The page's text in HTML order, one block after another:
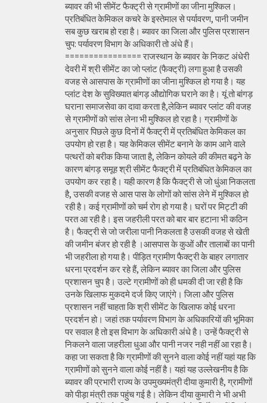
ब्यावर की भी सीमेंट फैक्ट्री से ग्रामीणों का जीना मुश्किल।
प्रतिबंधित केमिकल कचरे के इस्तेमाल से पर्यावरण, पानी जमीन
सब कुछ खराब हो रहा है। ब्यावर का जिला और पुलिस प्रशासन
चुप: पर्यावरण विभाग के अधिकारी तो अंधे हैं।
================ राजस्थान के ब्यावर के निकट अंधेरी
देवरी में श्री सीमेंट का जो प्लांट (फैक्ट्री) लगा हुआ है उसकी
वजह से आसपास के ग्रामीणों का जीना मुश्किल हो गया है। यह
प्लांट देश के सुविख्यात बांगड़ औद्योगिक घराने का है। यूं तो बांगड़
घराना समाजसेवा का दावा करता है,लेकिन ब्यावर प्लांट की वजह
से ग्रामीणों को सांस लेना भी मुश्किल हो रहा है। ग्रामीणों के
अनुसार पिछले कुछ दिनों में फैक्ट्री में प्रतिबंधित केमिकल का
उपयोग हो रहा है। यह केमिकल सीमेंट बनाने के काम आने वाले
पत्थरों को बरीक किया जाता है, लेकिन कोयले की कीमत बढ़ने के
कारण बांगड़ समूह श्री सीमेंट फैक्ट्री में प्रतिबंधित केमिकल का
उपयोग कर रहा है। यही कारण है कि फैक्ट्री से जो धुंआ निकलता
है, उसकी वजह से आस पास के लोगों को सांस लेने में मुश्किल हो
रही है। कई ग्रामीणों को चर्म रोग हो गया है। घरों पर मिट्टी की
परत आ रही है। इस जहरीली परत को बार बार हटाना भी कठिन
है। फैक्ट्री से जो जरीला पानी निकलता है उसकी वजह से खेती
की जमीन बंजर हो रही है ।आसपास के कुओं और तालाबों का पानी
भी जहरीला हो गया है। पीड़ित ग्रामीण फैक्ट्री के बाहर लगातार
धरना प्रदर्शन कर रहे हैं, लेकिन ब्यावर का जिला और पुलिस
प्रशासन चुप है। उल्टे ग्रामीणों को ही धमकी दी जा रही है कि
उनके खिलाफ मुकदमे दर्ज किए जाएंगे। जिला और पुलिस
प्रशासन नहीं चाहता कि श्री सीमेंट के खिलाफ कोई धरना
प्रदर्शन हो। जहां तक पर्यावरण विभाग के अधिकारियों की भूमिका
पर सवाल है तो इस विभाग के अधिकारी अंधे है। उन्हें फैक्ट्री से
निकलने वाला जहरीला धुआ और पानी नजर नही नहीं आ रहा है।
कहा जा सकता है कि ग्रामीणों की सुनने वाला कोई नहीं यहां यह कि
ग्रामीणों को सुनने वाला कोई नहीं है। यहां यह उल्लेखनीय है कि
ब्यावर की प्रभारी राज्य के उपमुख्यमंत्री दीया कुमारी है, ग्रामीणों
को पीड़ा मंत्री तक पहुंच गई है। लेकिन दीया कुमारी ने भी अभी